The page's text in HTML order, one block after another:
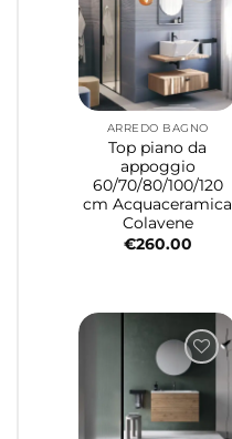
ARREDO BAGNO
Top piano da
appoggio
60/70/80/100/120
cm Acquaceramica
Colavene
€260.00